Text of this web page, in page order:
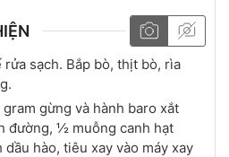
sạch. Bắp bò, thịt bò, rìa
gừng và hành baro xắt
đường, ½ muỗng canh hạt
dầu hào, tiêu xay vào máy xay